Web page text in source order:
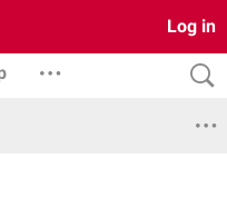
Log in